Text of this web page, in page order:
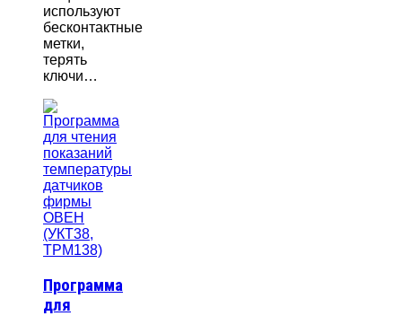
используют
бесконтактные
метки,
терять
ключи…
Программа
для